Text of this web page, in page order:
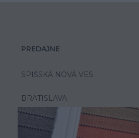
PREDAJNE
SPIŠSKÁ NOVÁ VES
BRATISLAVA